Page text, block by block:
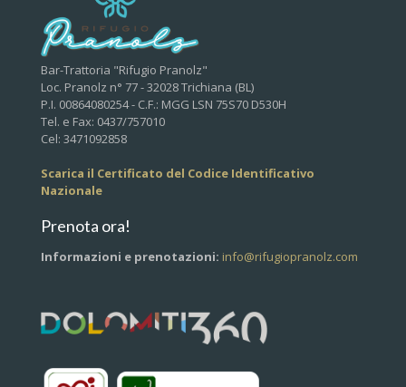
Bar-Trattoria "Rifugio Pranolz"
Loc. Pranolz n° 77 - 32028 Trichiana (BL)
P.I. 00864080254 - C.F.: MGG LSN 75S70 D530H
Tel. e Fax: 0437/757010
Cel: 3471092858
Scarica il Certificato del Codice Identificativo
Nazionale
Prenota ora!
Informazioni e prenotazioni: info@rifugiopranolz.com